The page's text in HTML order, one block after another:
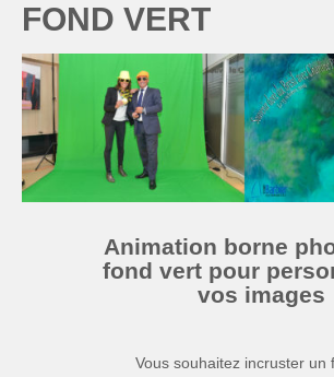
FOND VERT
Animation borne
fond vert pour
vos images
Vous souhaitez incruster un